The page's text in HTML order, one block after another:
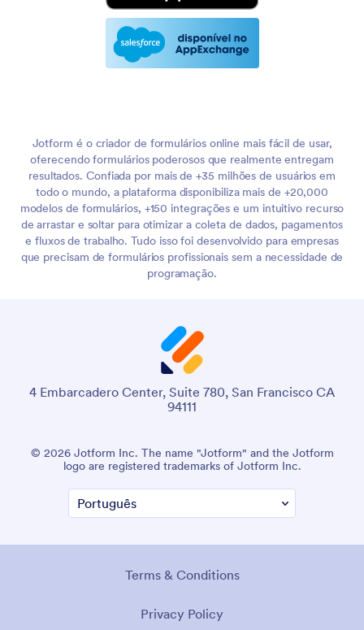
Jotform é o criador de formulários online mais fácil de usar,
oferecendo formulários poderosos que realmente entregam
resultados. Confiada por mais de +35 milhões de usuários em
todo o mundo, a plataforma disponibiliza mais de +20,000
modelos de formulários, +150 integrações e um intuitivo recurso
de arrastar e soltar para otimizar a coleta de dados, pagamentos
e fluxos de trabalho. Tudo isso foi desenvolvido para empresas
que precisam de formulários profissionais sem a necessidade de
programação.
4 Embarcadero Center, Suite 780, San Francisco CA
94111
© 2026 Jotform Inc. The name "Jotform" and the Jotform
logo are registered trademarks of Jotform Inc.
Terms & Conditions
Privacy Policy